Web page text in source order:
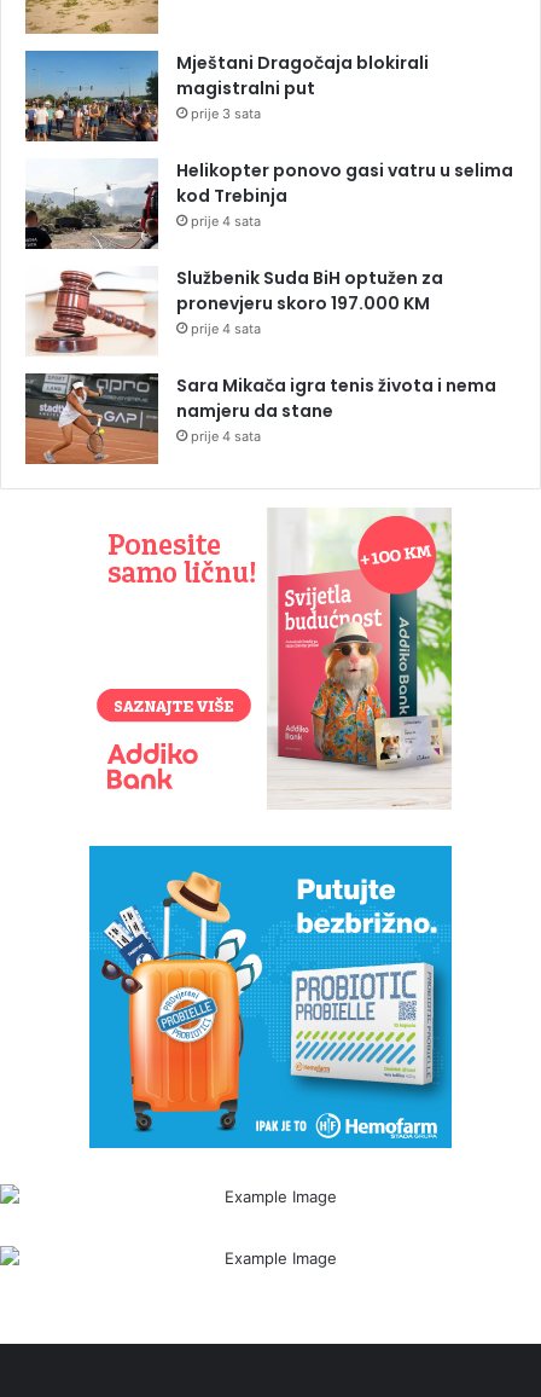
Mještani Dragočaja blokirali
magistralni put
prije 3 sata
Helikopter ponovo gasi vatru u selima
kod Trebinja
prije 4 sata
Službenik Suda BiH optužen za
pronevjeru skoro 197.000 KM
prije 4 sata
Sara Mikača igra tenis života i nema
namjeru da stane
prije 4 sata